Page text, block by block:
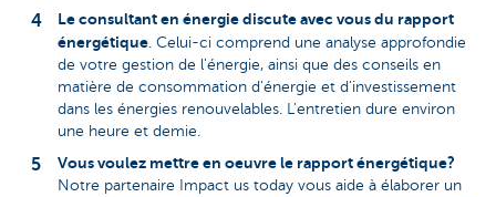
Le consultant en énergie discute avec vous du rapport
énergétique . Celui-ci comprend une analyse approfondie
de votre gestion de l'énergie, ainsi que des conseils en
matière de consommation d'énergie et d'investissement
dans les énergies renouvelables. L'entretien dure environ
une heure et demie.
Vous voulez mettre en oeuvre le rapport énergétique?
Notre partenaire Impact us today vous aide à élaborer un